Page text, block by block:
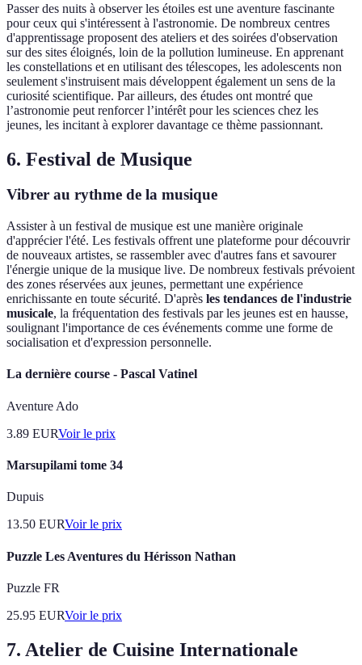
Passer des nuits à observer les étoiles est une aventure fascinante
pour ceux qui s'intéressent à l'astronomie. De nombreux centres
d'apprentissage proposent des ateliers et des soirées d'observation
sur des sites éloignés, loin de la pollution lumineuse. En apprenant
les constellations et en utilisant des télescopes, les adolescents non
seulement s'instruisent mais développent également un sens de la
curiosité scientifique. Par ailleurs, des études ont montré que
l’astronomie peut renforcer l’intérêt pour les sciences chez les
jeunes, les incitant à explorer davantage ce thème passionnant.
6. Festival de Musique
Vibrer au rythme de la musique
Assister à un festival de musique est une manière originale
d'apprécier l'été. Les festivals offrent une plateforme pour découvrir
de nouveaux artistes, se rassembler avec d'autres fans et savourer
l'énergie unique de la musique live. De nombreux festivals prévoient
des zones réservées aux jeunes, permettant une expérience
enrichissante en toute sécurité. D'après les tendances de l'industrie
musicale, la fréquentation des festivals par les jeunes est en hausse,
soulignant l'importance de ces événements comme une forme de
socialisation et d'expression personnelle.
La dernière course - Pascal Vatinel
Aventure Ado
3.89 EURVoir le prix
Marsupilami tome 34
Dupuis
13.50 EURVoir le prix
Puzzle Les Aventures du Hérisson Nathan
Puzzle FR
25.95 EURVoir le prix
7. Atelier de Cuisine Internationale